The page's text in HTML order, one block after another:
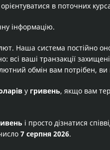
в поточних
інформацію.
Наша система постійно
ваші транзакції
обмін вам потрібен,
у гривень, якщо вам
і просто дізнатися
7 серпня 2026.